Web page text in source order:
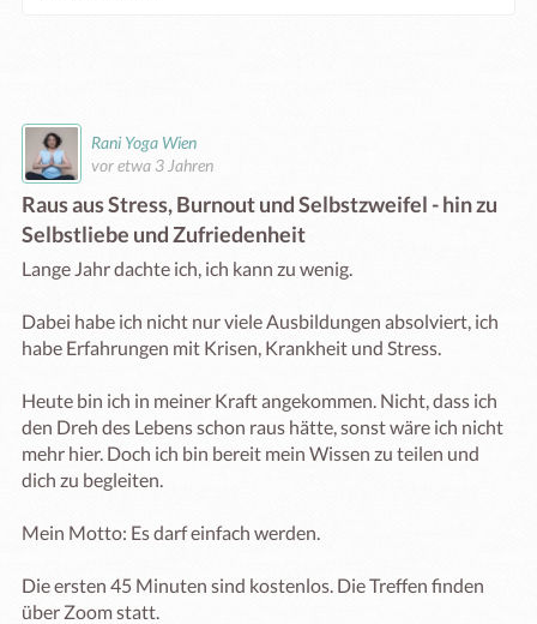
Rani Yoga Wien
vor etwa 3 Jahren
Raus aus Stress, Burnout und Selbstzweifel - hin zu
Selbstliebe und Zufriedenheit
Lange Jahr dachte ich, ich kann zu wenig.
Dabei habe ich nicht nur viele Ausbildungen absolviert, ich
habe Erfahrungen mit Krisen, Krankheit und Stress.
Heute bin ich in meiner Kraft angekommen. Nicht, dass ich
den Dreh des Lebens schon raus hätte, sonst wäre ich nicht
mehr hier. Doch ich bin bereit mein Wissen zu teilen und
dich zu begleiten.
Mein Motto: Es darf einfach werden.
Die ersten 45 Minuten sind kostenlos. Die Treffen finden
über Zoom statt.